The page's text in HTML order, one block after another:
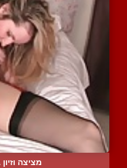
מציצה